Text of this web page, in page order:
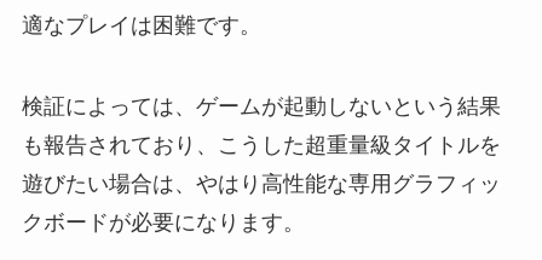
適なプレイは困難です。
検証によっては、ゲームが起動しないという結果
も報告されており、こうした超重量級タイトルを
遊びたい場合は、やはり高性能な専用グラフィッ
クボードが必要になります。